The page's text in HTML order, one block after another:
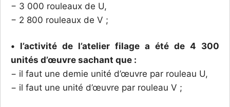
− 3 000 rouleaux de U,
− 2 800 rouleaux de V ;
• l’activité de l’atelier filage a été de 4 300
unités d’œuvre sachant que :
− il faut une demie unité d’œuvre par rouleau U,
− il faut une unité d’œuvre par rouleau V ;